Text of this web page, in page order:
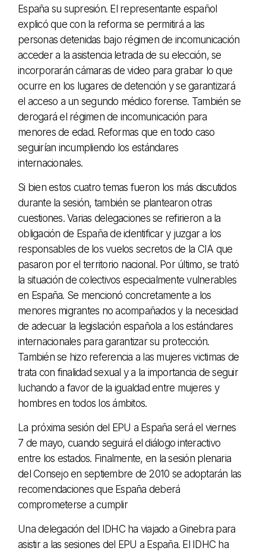
España su supresión. El representante español
explicó que con la reforma se permitirá a las
personas detenidas bajo régimen de incomunicación
acceder a la asistencia letrada de su elección, se
incorporarán cámaras de video para grabar lo que
ocurre en los lugares de detención y se garantizará
el acceso a un segundo médico forense. También se
derogará el régimen de incomunicación para
menores de edad. Reformas que en todo caso
seguirían incumpliendo los estándares
internacionales.
Si bien estos cuatro temas fueron los más discutidos
durante la sesión, también se plantearon otras
cuestiones. Varias delegaciones se refirieron a la
obligación de España de identificar y juzgar a los
responsables de los vuelos secretos de la CIA que
pasaron por el territorio nacional. Por último, se trató
la situación de colectivos especialmente vulnerables
en España. Se mencionó concretamente a los
menores migrantes no acompañados y la necesidad
de adecuar la legislación española a los estándares
internacionales para garantizar su protección.
También se hizo referencia a las mujeres victimas de
trata con finalidad sexual y a la importancia de seguir
luchando a favor de la igualdad entre mujeres y
hombres en todos los ámbitos.
La próxima sesión del EPU a España será el viernes
7 de mayo, cuando seguirá el diálogo interactivo
entre los estados. Finalmente, en la sesión plenaria
del Consejo en septiembre de 2010 se adoptarán las
recomendaciones que España deberá
comprometerse a cumplir
Una delegación del IDHC ha viajado a Ginebra para
asistir a las sesiones del EPU a España. El IDHC ha